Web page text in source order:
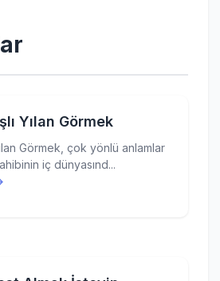
Yılan Görmek
Görmek, çok yönlü anlamlar
iç dünyasınd...